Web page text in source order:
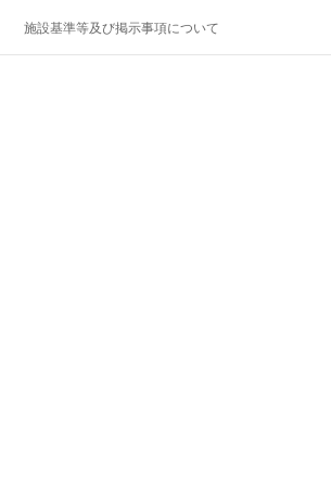
施設基準等及び掲示事項について